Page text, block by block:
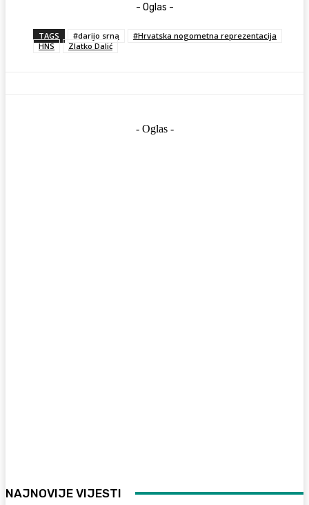
- Oglas -
TAGS #darijo srna
#Hrvatska nogometna reprezentacija
HNS
Zlatko Dalić
- Oglas -
NAJNOVIJE VIJESTI